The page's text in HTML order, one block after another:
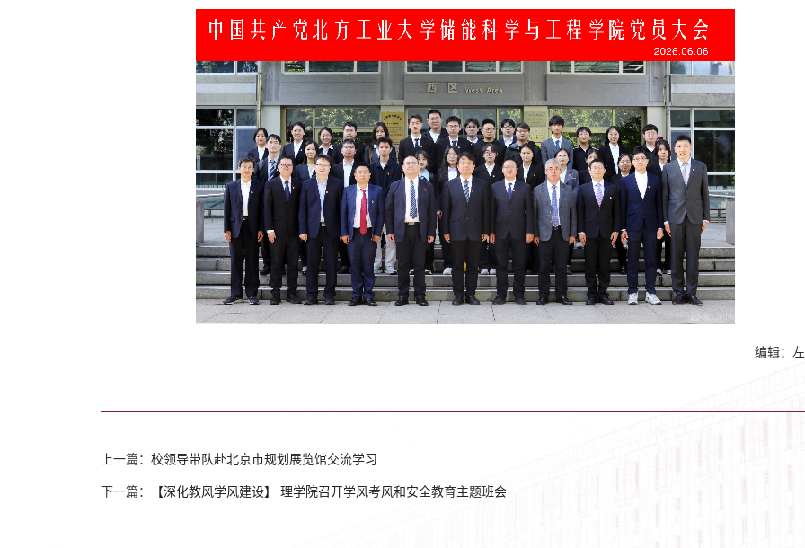
编辑：
上一篇： 校领导带队赴北京市规划展览馆交流学习
下一篇： 【深化教风学风建设】 理学院召开学风考风和安全教育主题班会